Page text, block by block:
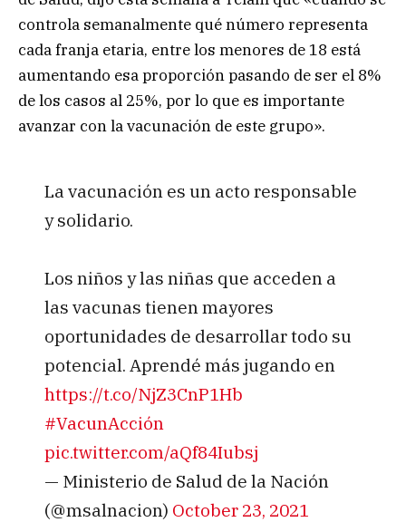
controla semanalmente qué número representa
cada franja etaria, entre los menores de 18 está
aumentando esa proporción pasando de ser el 8%
de los casos al 25%, por lo que es importante
avanzar con la vacunación de este grupo».
La vacunación es un acto responsable
y solidario.
Los niños y las niñas que acceden a
las vacunas tienen mayores
oportunidades de desarrollar todo su
potencial. Aprendé más jugando en
https://t.co/NjZ3CnP1Hb
#VacunAcción
pic.twitter.com/aQf84Iubsj
— Ministerio de Salud de la Nación
(@msalnacion) October 23, 2021